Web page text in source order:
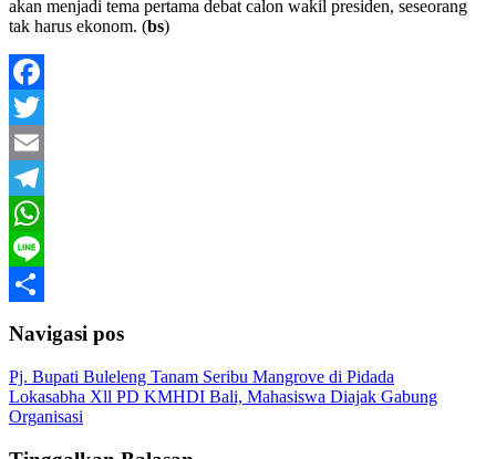
akan menjadi tema pertama debat calon wakil presiden, seseorang
tak harus ekonom. (bs)
Facebook
Twitter
Email
Telegram
WhatsApp
Line
Navigasi pos
Pj. Bupati Buleleng Tanam Seribu Mangrove di Pidada
Lokasabha Xll PD KMHDI Bali, Mahasiswa Diajak Gabung
Organisasi